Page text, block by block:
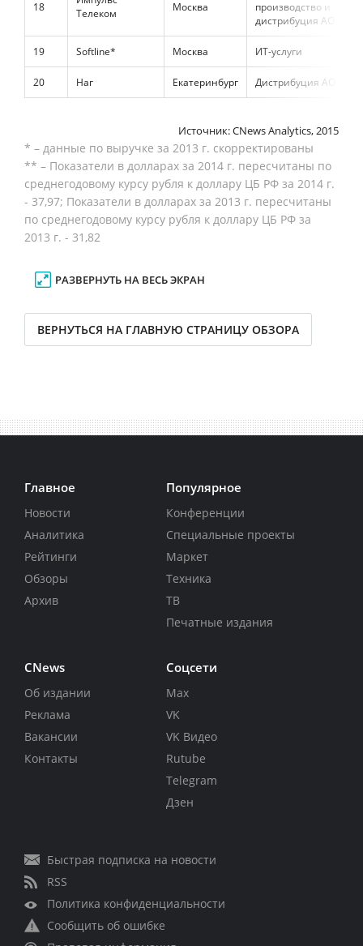
18
Телеком
Москва
производство и
дистрибуция АО
19 Softline* Москва ИТ-услуги
20 Наг Екатеринбург Дистрибуция АО
Источник: CNews Analytics, 2015
* – данные по выручке за 2013 г. скорректированы
** – Показатели в долларах за 2014 г. пересчитаны по
среднегодовому курсу рубля к доллару ЦБ РФ за 2014 г.
- 37,97; Показатели в долларах за 2013 г. пересчитаны
по среднегодовому курсу рубля к доллару ЦБ РФ за
2013 г. - 31,82
РАЗВЕРНУТЬ НА ВЕСЬ ЭКРАН
ВЕРНУТЬСЯ НА ГЛАВНУЮ СТРАНИЦУ ОБЗОРА
Главное
Новости
Аналитика
Рейтинги
Обзоры
Архив
Популярное
Конференции
Специальные проекты
Маркет
Техника
ТВ
Печатные издания
CNews
Об издании
Реклама
Вакансии
Контакты
Соцсети
Max
VK
VK Видео
Rutube
Telegram
Дзен
Быстрая подписка на новости
RSS
Политика конфиденциальности
Сообщить об ошибке